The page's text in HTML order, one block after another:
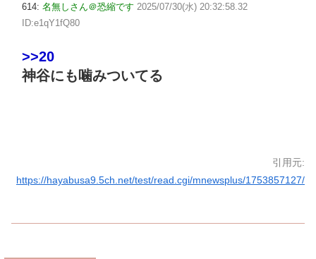
614: 名無しさん＠恐縮です 2025/07/30(水) 20:32:58.32
ID:e1qY1fQ80
>>20
神谷にも噛みついてる
引用元:
https://hayabusa9.5ch.net/test/read.cgi/mnewsplus/1753857127/